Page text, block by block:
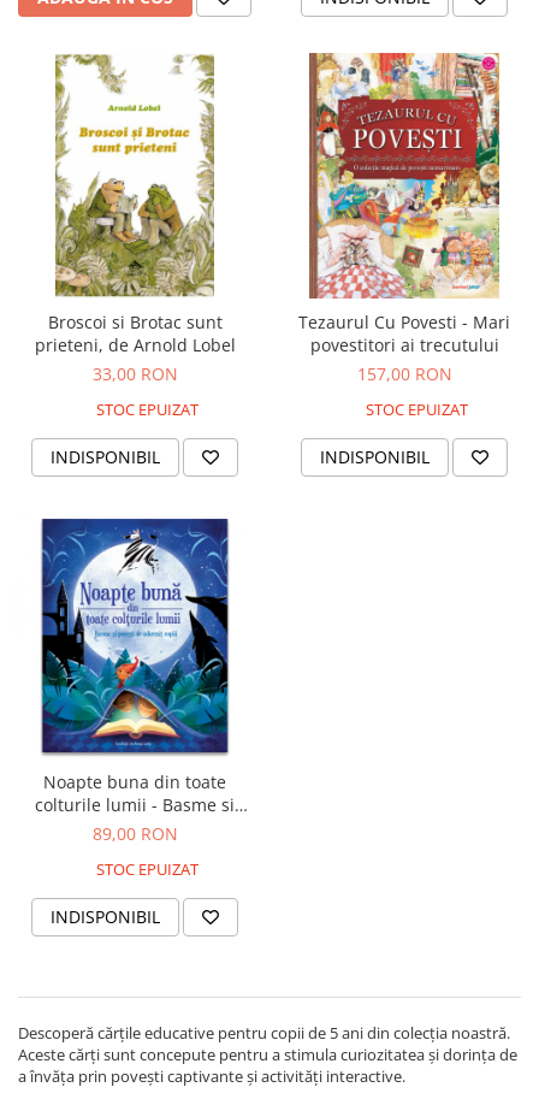
Jocuri cu numere
Jocuri de indemanare
Jocuri de carti
Jocuri interactive
Jocuri de podea
Carti pe alese
Carti pentru copii 1 an
Carti pentru copii 2 ani
Carti pentru copii 3 ani
Carti pentru copii 5 ani
Carti pentru copii 6 ani
Carti de colorat
Carticele interactive
Cadouri copii
Ceasuri copii
Cutii muzicale
Idei cadou fetite
Cadouri ieftine pentru copii
Cadouri botez
Cadou copii 2 ani
Cadou copii 3 ani
Cadou copii 6 ani
Cadou copii 7 ani
Broscoi si Brotac sunt
prieteni, de Arnold Lobel
33,00 RON
STOC EPUIZAT
INDISPONIBIL
Tezaurul Cu Povesti - Mari
povestitori ai trecutului
157,00 RON
STOC EPUIZAT
INDISPONIBIL
Noapte buna din toate
colturile lumii - Basme si
povesti de adormit copiii
89,00 RON
STOC EPUIZAT
INDISPONIBIL
Descoperă cărțile educative pentru copii de 5 ani din colecția noastră.
Aceste cărți sunt concepute pentru a stimula curiozitatea și dorința de
a învăța prin povești captivante și activități interactive.